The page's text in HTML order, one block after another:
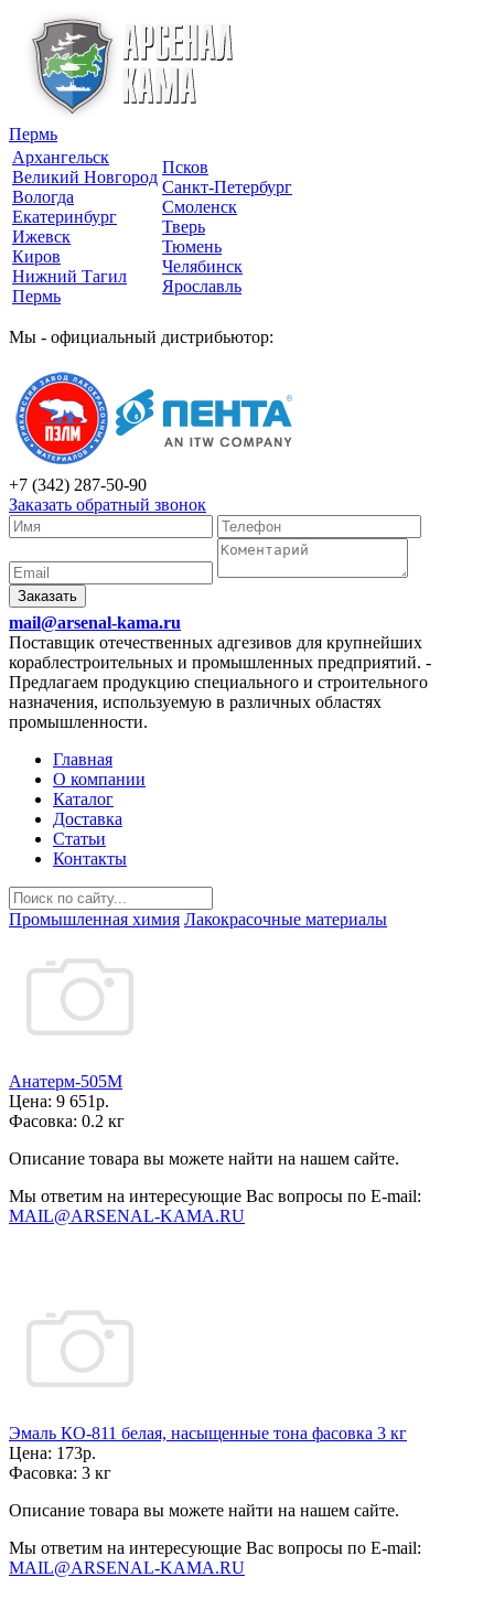
Пермь
Архангельск
Великий Новгород
Вологда
Екатеринбург
Ижевск
Киров
Нижний Тагил
Пермь
Псков
Санкт-Петербург
Смоленск
Тверь
Тюмень
Челябинск
Ярославль
Мы - официальный дистрибьютор:
+7 (342) 287-50-90
Заказать обратный звонок
Заказать
mail@arsenal-kama.ru
Поставщик отечественных адгезивов для крупнейших
кораблестроительных и промышленных предприятий. -
Предлагаем продукцию специального и строительного
назначения, используемую в различных областях
промышленности.
Главная
О компании
Каталог
Доставка
Статьи
Контакты
Промышленная химия Лакокрасочные материалы
Анатерм-505М
Цена: 9 651р.
Фасовка: 0.2 кг
Описание товара вы можете найти на нашем сайте.
Мы ответим на интересующие Вас вопросы по E-mail:
MAIL@ARSENAL-KAMA.RU
Эмаль КО-811 белая, насыщенные тона фасовка 3 кг
Цена: 173р.
Фасовка: 3 кг
Описание товара вы можете найти на нашем сайте.
Мы ответим на интересующие Вас вопросы по E-mail:
MAIL@ARSENAL-KAMA.RU